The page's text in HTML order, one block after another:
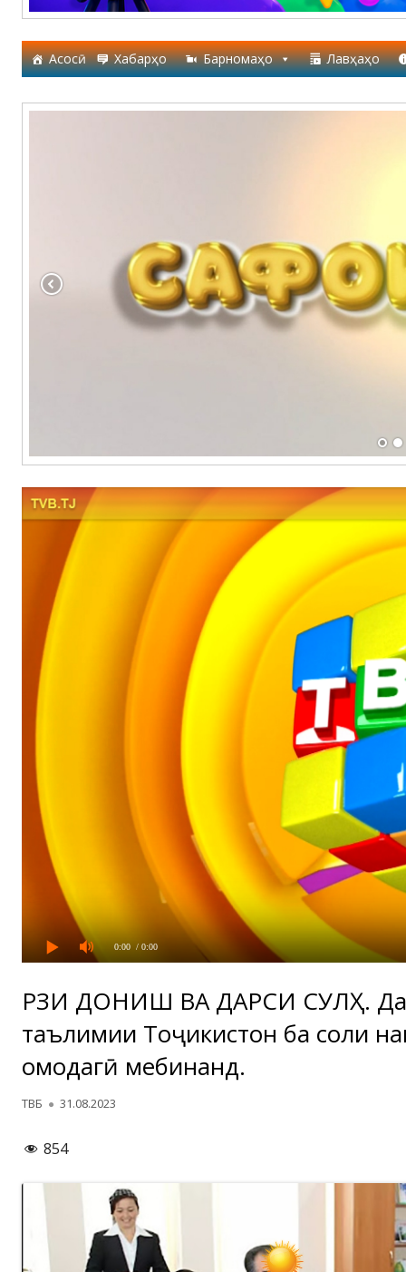
Асосӣ Хабарҳо Барномаҳо Лавҳаҳо
0:00 / 0:00
РӮЗИ ДОНИШ ВА ДАРСИ СУЛҲ.
таълимии Тоҷикистон ба соли
омодагӣ мебинанд.
Автор
ТВБ Опубликовано
31.08.2023
854